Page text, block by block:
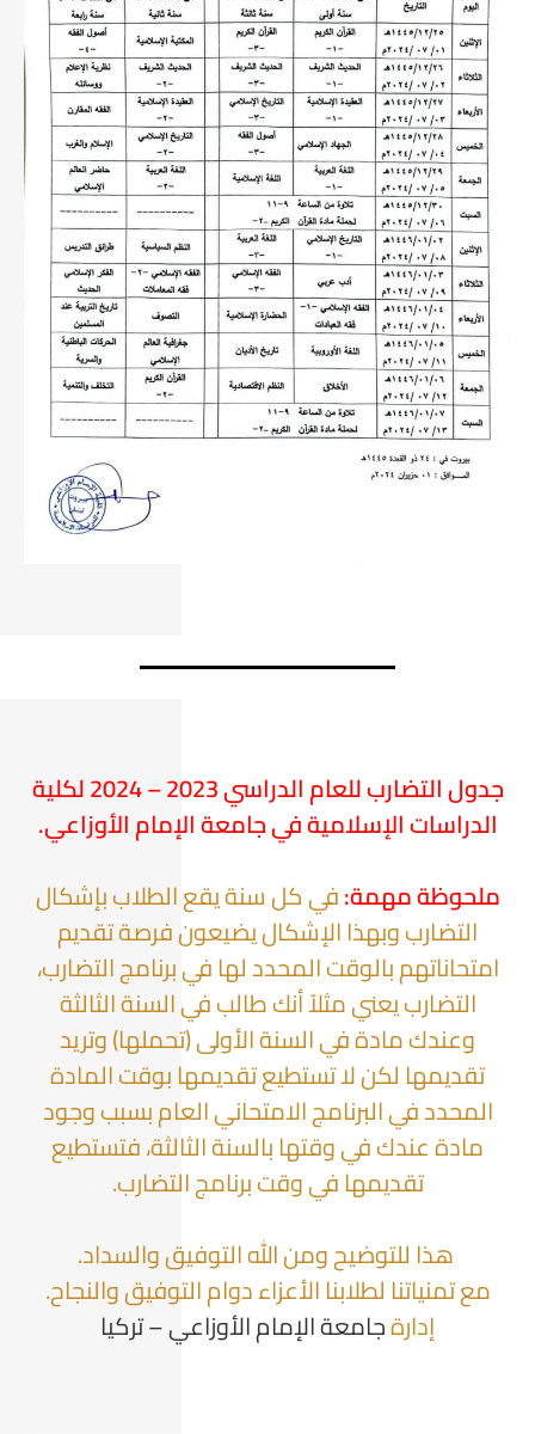
جدول التضارب للعام الدراسي 2023 – 2024 لكلية
الدراسات الإسلامية في جامعة الإمام الأوزاعي.
ملحوظة مهمة:في كل سنة يقع الطلاب بإشكال
التضارب وبهذا الإشكال يضيعون فرصة تقديم
امتحاناتهم بالوقت المحدد لها في برنامج التضارب،
التضارب يعني مثلاً أنك طالب في السنة الثالثة
وعندك مادة في السنة الأولى (تحملها) وتريد
تقديمها لكن لا تستطيع تقديمها بوقت المادة
المحدد في البرنامج الامتحاني العام بسبب وجود
مادة عندك في وقتها بالسنة الثالثة، فتستطيع
تقديمها في وقت برنامج التضارب.
هذا للتوضيح ومن الله التوفيق والسداد.
مع تمنياتنا لطلابنا الأعزاء دوام التوفيق والنجاح.
إدارةجامعة الإمام الأوزاعي – تركيا